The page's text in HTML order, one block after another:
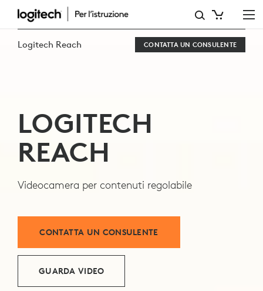
SCOPRI
LALogitech Reach CONTATTA UN CONSULENTE
LOGITECH
REACH
Videocamera per contenuti regolabile
CONTATTA UN CONSULENTE
GUARDA VIDEO